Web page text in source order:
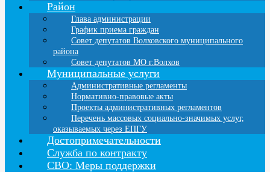
Район
Глава администрации
График приема граждан
Совет депутатов Волховского муниципального
района
Совет депутатов МО г.Волхов
Муниципальные услуги
Административные регламенты
Нормативно-правовые акты
Проекты административных регламентов
Перечень массовых социально-значимых услуг,
оказываемых через ЕПГУ
Достопримечательности
Служба по контракту
СВО: Меры поддержки